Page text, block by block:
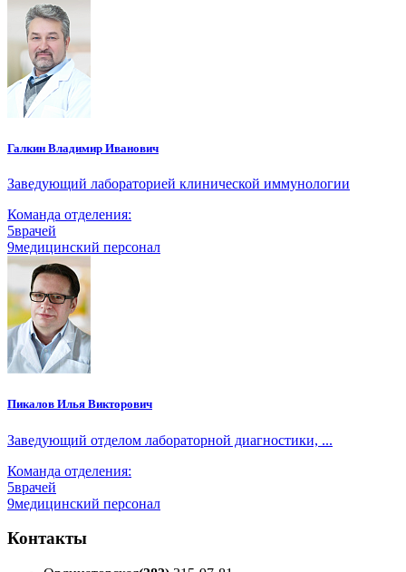
Галкин Владимир Иванович
Заведующий лабораторией клинической иммунологии
Команда отделения:
5врачей
9медицинский персонал
Пикалов Илья Викторович
Заведующий отделом лабораторной диагностики, ...
Команда отделения:
5врачей
9медицинский персонал
Контакты